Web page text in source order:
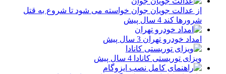
از عدالت جویان جوان خواسته می شود تا شروع به قتل
شرورها کند 4 سال پیش
امداد خودرو تهران 3 سال پیش
ویزای توریستی کانادا 4 سال پیش